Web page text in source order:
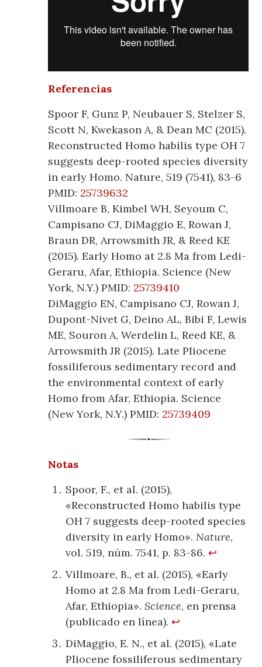
Referencias
Spoor F, Gunz P, Neubauer S, Stelzer S,
Scott N, Kwekason A, & Dean MC (2015).
Reconstructed Homo habilis type OH 7
suggests deep-rooted species diversity
in early Homo. Nature, 519 (7541), 83-6
PMID: 25739632
Villmoare B, Kimbel WH, Seyoum C,
Campisano CJ, DiMaggio E, Rowan J,
Braun DR, Arrowsmith JR, & Reed KE
(2015). Early Homo at 2.8 Ma from Ledi-
Geraru, Afar, Ethiopia. Science (New
York, N.Y.) PMID: 25739410
DiMaggio EN, Campisano CJ, Rowan J,
Dupont-Nivet G, Deino AL, Bibi F, Lewis
ME, Souron A, Werdelin L, Reed KE, &
Arrowsmith JR (2015). Late Pliocene
fossiliferous sedimentary record and
the environmental context of early
Homo from Afar, Ethiopia. Science
(New York, N.Y.) PMID: 25739409
Notas
Spoor, F., et al. (2015),
«Reconstructed Homo habilis type
OH 7 suggests deep-rooted species
diversity in early Homo». Nature,
vol. 519, núm. 7541, p. 83-86.↩
Villmoare, B., et al. (2015), «Early
Homo at 2.8 Ma from Ledi-Geraru,
Afar, Ethiopia».Science, en prensa
(publicado en línea).↩
DiMaggio, E. N., et al. (2015), «Late
Pliocene fossiliferous sedimentary